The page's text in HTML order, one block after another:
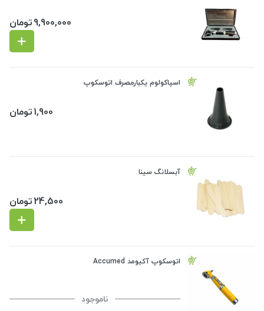
9,900,000تومان
اسپاکولوم یکبارمصرف اتوسکوپ
1,900تومان
آبسلانگ سینا
24,500تومان
اتوسکوپ آکیومد Accumed
ناموجود